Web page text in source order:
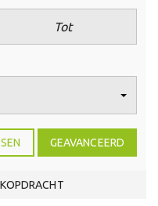
GEAVANCEERD